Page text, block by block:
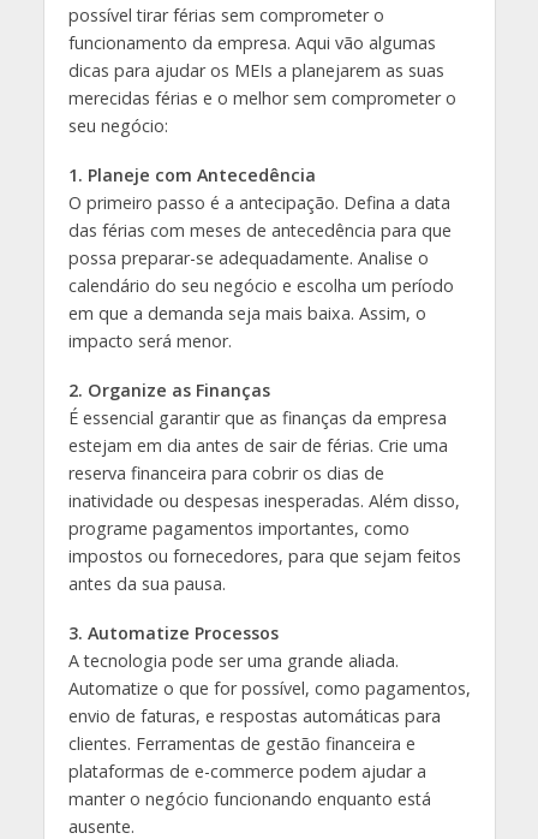
possível tirar férias sem comprometer o
funcionamento da empresa. Aqui vão algumas
dicas para ajudar os MEIs a planejarem as suas
merecidas férias e o melhor sem comprometer o
seu negócio:
1. Planeje com Antecedência
O primeiro passo é a antecipação. Defina a data
das férias com meses de antecedência para que
possa preparar-se adequadamente. Analise o
calendário do seu negócio e escolha um período
em que a demanda seja mais baixa. Assim, o
impacto será menor.
2. Organize as Finanças
É essencial garantir que as finanças da empresa
estejam em dia antes de sair de férias. Crie uma
reserva financeira para cobrir os dias de
inatividade ou despesas inesperadas. Além disso,
programe pagamentos importantes, como
impostos ou fornecedores, para que sejam feitos
antes da sua pausa.
3. Automatize Processos
A tecnologia pode ser uma grande aliada.
Automatize o que for possível, como pagamentos,
envio de faturas, e respostas automáticas para
clientes. Ferramentas de gestão financeira e
plataformas de e-commerce podem ajudar a
manter o negócio funcionando enquanto está
ausente.